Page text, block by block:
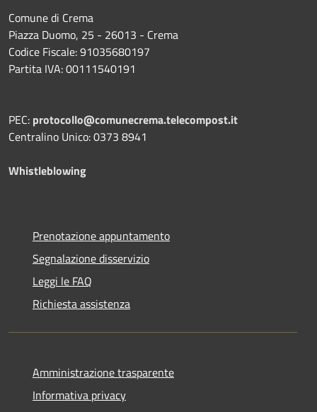
Comune di Crema
Piazza Duomo, 25 - 26013 - Crema
Codice Fiscale: 91035680197
Partita IVA: 00111540191
PEC: protocollo@comunecrema.telecompost.it
Centralino Unico: 0373 8941
Whistleblowing
Prenotazione appuntamento
Segnalazione disservizio
Leggi le FAQ
Richiesta assistenza
Amministrazione trasparente
Informativa privacy